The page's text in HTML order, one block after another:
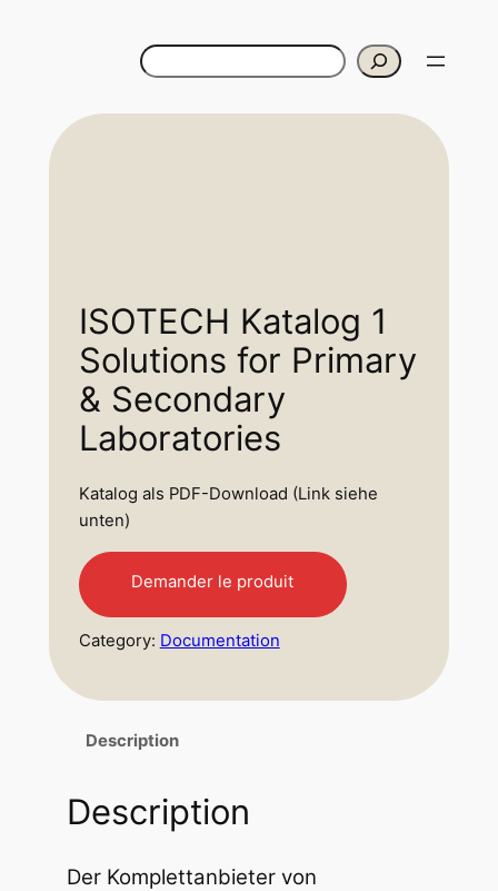
Rechercher
ISOTECH Katalog 1
Solutions for Primary
& Secondary
Laboratories
Katalog als PDF-Download (Link siehe
unten)
Demander le produit
Category: Documentation
Description
Description
Der Komplettanbieter von